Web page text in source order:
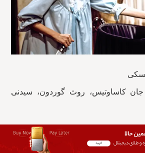
جان کاساوتیس، روث گوردون، سیدنی